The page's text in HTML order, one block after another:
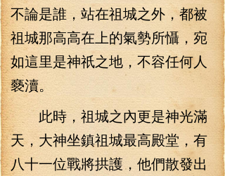
不論是誰，站在祖城之外，都被
祖城那高高在上的氣勢所懾，宛
如這里是神祇之地，不容任何人
褻瀆。
此時，祖城之內更是神光滿
天，大神坐鎮祖城最高殿堂，有
八十一位戰將拱護，他們散發出